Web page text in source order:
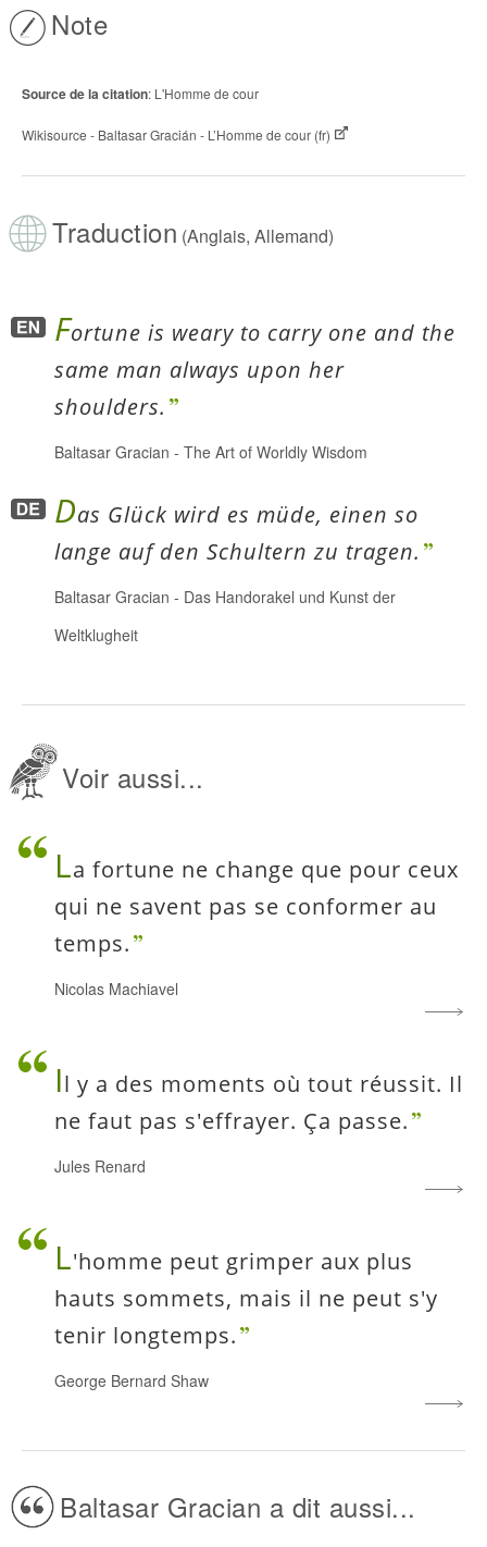
Note
Source de la citation: L'Homme de cour
Wikisource - Baltasar Gracián - L’Homme de cour (fr)
Traduction (Anglais, Allemand)
Fortune is weary to carry one and the
same man always upon her
shoulders.
Baltasar Gracian - The Art of Worldly Wisdom
Das Glück wird es müde, einen so
lange auf den Schultern zu tragen.
Baltasar Gracian - Das Handorakel und Kunst der
Weltklugheit
Voir aussi...
La fortune ne change que pour ceux
qui ne savent pas se conformer au
temps.
Nicolas Machiavel
Il y a des moments où tout réussit. Il
ne faut pas s'effrayer. Ça passe.
Jules Renard
L'homme peut grimper aux plus
hauts sommets, mais il ne peut s'y
tenir longtemps.
George Bernard Shaw
Baltasar Gracian a dit aussi...